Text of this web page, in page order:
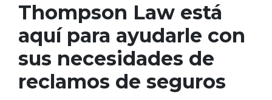
Thompson Law está
aquí para ayudarle con
sus necesidades de
reclamos de seguros